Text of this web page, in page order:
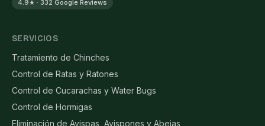
4.9★ · 332 Google Reviews
SERVICIOS
Tratamiento de Chinches
Control de Ratas y Ratones
Control de Cucarachas y Water Bugs
Control de Hormigas
Eliminación de Avispas, Avispones y Abejas